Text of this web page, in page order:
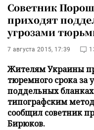
Советник
приходят
угрозами
7 августа 2015, 17:39
Жителям Украины
тюремного срока за
поддельных
типографским
сообщил советник
Бирюков.